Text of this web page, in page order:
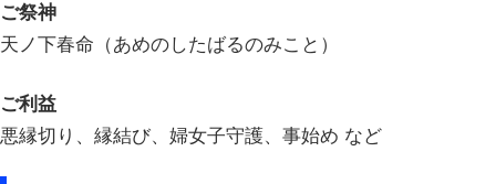
ご祭神
天ノ下春命（あめのしたばるのみこと）
ご利益
悪縁切り、縁結び、婦女子守護、事始め など